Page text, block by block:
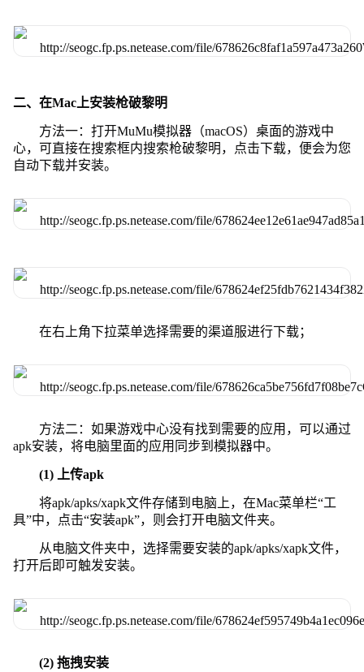
二、在Mac上安装枪破黎明
方法一：打开MuMu模拟器（macOS）桌面的游戏中
心，可直接在搜索框内搜索枪破黎明，点击下载，便会为您
自动下载并安装。
在右上角下拉菜单选择需要的渠道服进行下载；
方法二：如果游戏中心没有找到需要的应用，可以通过
apk安装，将电脑里面的应用同步到模拟器中。
(1) 上传apk
将apk/apks/xapk文件存储到电脑上，在Mac菜单栏“工
具”中，点击“安装apk”，则会打开电脑文件夹。
从电脑文件夹中，选择需要安装的apk/apks/xapk文件，
打开后即可触发安装。
(2) 拖拽安装